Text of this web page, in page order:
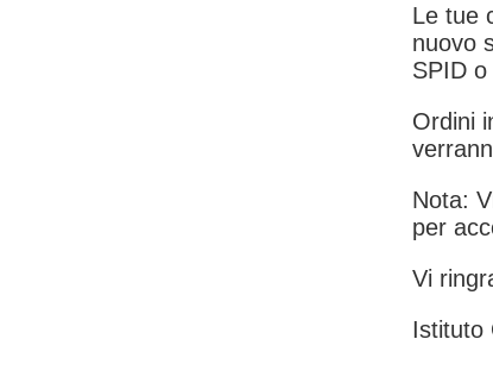
Le tue
nuovo
SPID o
Ordini
Nota:
per
Vi
Istituto